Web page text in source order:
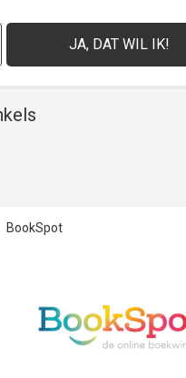
BookSpot